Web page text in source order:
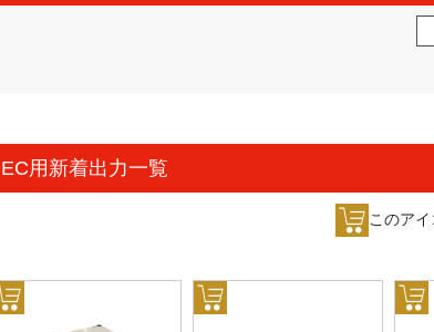
MATSUZAWA
EC用新着出力一覧
このア